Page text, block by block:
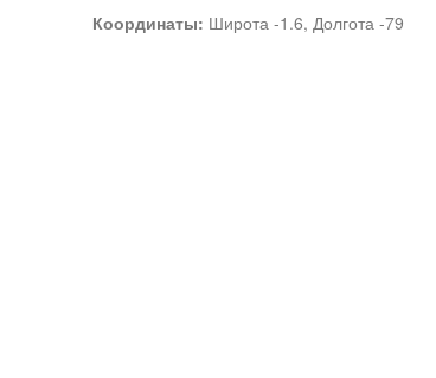
Координаты: Широта -1.6, Долгота -79